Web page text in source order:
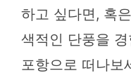
하고 싶다면, 혹
색적인 단풍을
포항으로 떠나보